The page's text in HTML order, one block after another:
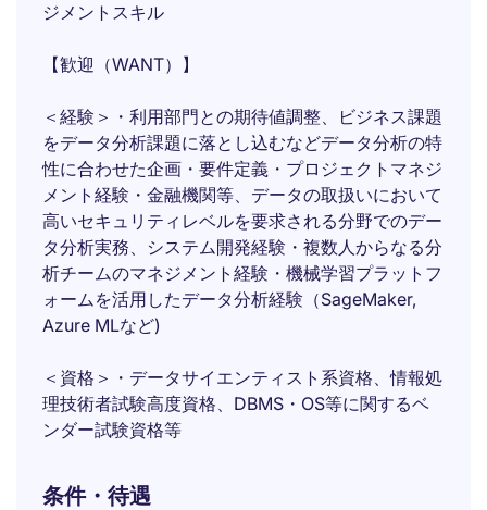
ジメントスキル
【歓迎（WANT）】
＜経験＞・利用部門との期待値調整、ビジネス課題
をデータ分析課題に落とし込むなどデータ分析の特
性に合わせた企画・要件定義・プロジェクトマネジ
メント経験・金融機関等、データの取扱いにおいて
高いセキュリティレベルを要求される分野でのデー
タ分析実務、システム開発経験・複数人からなる分
析チームのマネジメント経験・機械学習プラットフ
ォームを活用したデータ分析経験（SageMaker,
Azure MLなど)
＜資格＞・データサイエンティスト系資格、情報処
理技術者試験高度資格、DBMS・OS等に関するベ
ンダー試験資格等
条件・待遇